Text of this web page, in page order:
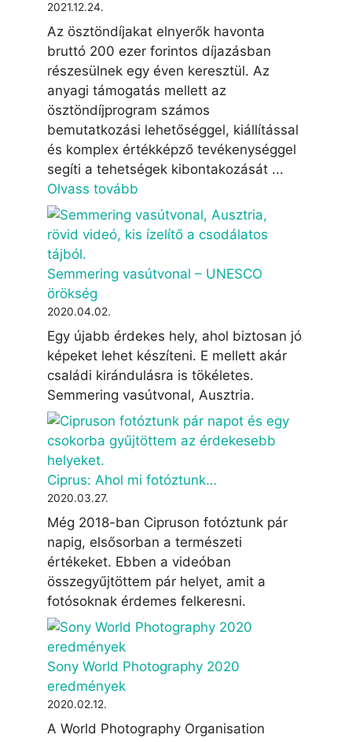
2021.12.24.
Az ösztöndíjakat elnyerők havonta
bruttó 200 ezer forintos díjazásban
részesülnek egy éven keresztül. Az
anyagi támogatás mellett az
ösztöndíjprogram számos
bemutatkozási lehetőséggel, kiállítással
és komplex értékképző tevékenységgel
segíti a tehetségek kibontakozását ...
Olvass tovább
Semmering vasútvonal – UNESCO
örökség
2020.04.02.
Egy újabb érdekes hely, ahol biztosan jó
képeket lehet készíteni. E mellett akár
családi kirándulásra is tökéletes.
Semmering vasútvonal, Ausztria.
Ciprus: Ahol mi fotóztunk…
2020.03.27.
Még 2018-ban Cipruson fotóztunk pár
napig, elsősorban a természeti
értékeket. Ebben a videóban
összegyűjtöttem pár helyet, amit a
fotósoknak érdemes felkeresni.
Sony World Photography 2020
eredmények
2020.02.12.
A World Photography Organisation